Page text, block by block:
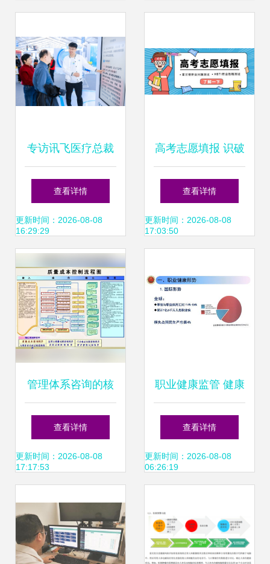
专访讯飞医疗总裁
陶晓东 让AI成为每
个医生的诊疗助
理、每个人的健康
助手
查看详情
更新时间：2026-08-08
16:29:29
高考志愿填报 识破
伪兴趣，解锁真热
爱，让健康管理引
查看详情
更新时间：2026-08-08
17:03:50
管理体系咨询的核
心活动概览——以
健康管理信息咨询
查看详情
更新时间：2026-08-08
17:17:53
职业健康监管 健康
管理信息咨询全面
解析
查看详情
更新时间：2026-08-08
06:26:19